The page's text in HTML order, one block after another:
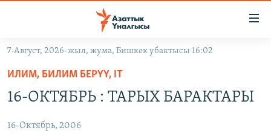
Навигацияга
өтүңүз
Издөөгө
салыңыз
САЯСАТ
ДҮЙНӨ
УКРАИНА
7-Август, 2026-жыл, жума, Бишкек убактысы 16:02
ИЛИМ, БИЛИМ БЕРҮҮ, IT
16-ОКТЯБРЬ : ТАРЫХ БАРАКТАРЫ
16-Октябрь, 2006